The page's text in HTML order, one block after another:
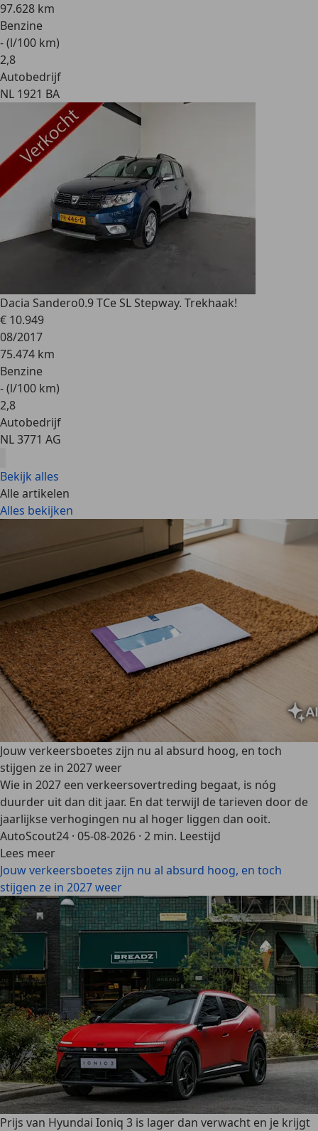
97.628 km
Benzine
- (l/100 km)
2,8
Autobedrijf
NL 1921 BA
Dacia Sandero0.9 TCe SL Stepway. Trekhaak!
€ 10.949
08/2017
75.474 km
Benzine
- (l/100 km)
2,8
Autobedrijf
NL 3771 AG
Bekijk alles
Alle artikelen
Alles bekijken
Jouw verkeersboetes zijn nu al absurd hoog, en toch
stijgen ze in 2027 weer
Wie in 2027 een verkeersovertreding begaat, is nóg
duurder uit dan dit jaar. En dat terwijl de tarieven door de
jaarlijkse verhogingen nu al hoger liggen dan ooit.
AutoScout24 · 05-08-2026 · 2 min. Leestijd
Lees meer
Jouw verkeersboetes zijn nu al absurd hoog, en toch
stijgen ze in 2027 weer
Prijs van Hyundai Ioniq 3 is lager dan verwacht en je krijgt